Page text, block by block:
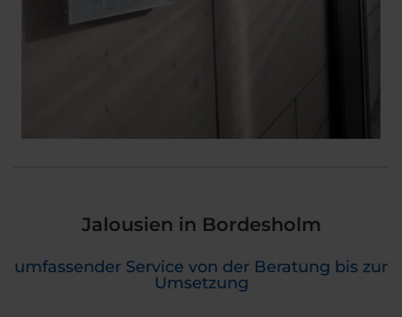
Jalousien in Bordesholm
umfassender Service von der Beratung bis zur
Umsetzung